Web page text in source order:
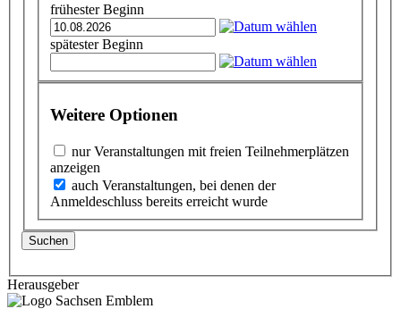
frühester Beginn
spätester Beginn
Weitere Optionen
nur Veranstaltungen mit freien Teilnehmerplätzen
anzeigen
auch Veranstaltungen, bei denen der
Anmeldeschluss bereits erreicht wurde
Suchen
Herausgeber